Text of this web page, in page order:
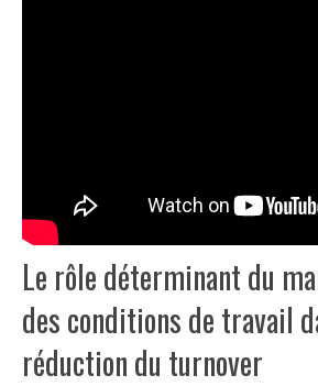
Le rôle déterminant du
des conditions de travail
réduction du turnover